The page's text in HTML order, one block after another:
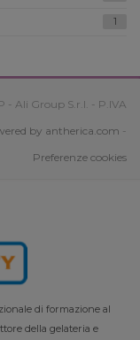
1
Ali Group S.r.l. - P.IVA
by antherica.com -
Preferenze cookies
di formazione al
della gelateria e